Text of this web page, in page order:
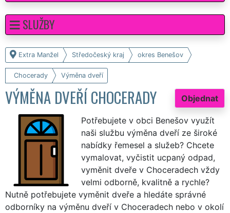
Extra Manžel Středočeský kraj okres Benešov
Chocerady Výměna dveří
Objednat
VÝMĚNA DVEŘÍ CHOCERADY
Potřebujete v obci Benešov využít
naši službu výměna dveří ze široké
nabídky řemesel a služeb? Chcete
vymalovat, vyčistit ucpaný odpad,
vyměnit dveře v Choceradech vždy
velmi odborně, kvalitně a rychle?
Nutně potřebujete vyměnit dveře a hledáte správné
odborníky na výměnu dveří v Choceradech nebo v okolí
SLUŽBY